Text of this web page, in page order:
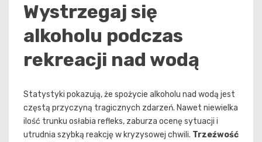
Wystrzegaj się
alkoholu podczas
rekreacji nad wodą
Statystyki pokazują, że spożycie alkoholu nad wodą jest
częstą przyczyną tragicznych zdarzeń. Nawet niewielka
ilość trunku osłabia refleks, zaburza ocenę sytuacji i
utrudnia szybką reakcję w kryzysowej chwili. Trzeźwość